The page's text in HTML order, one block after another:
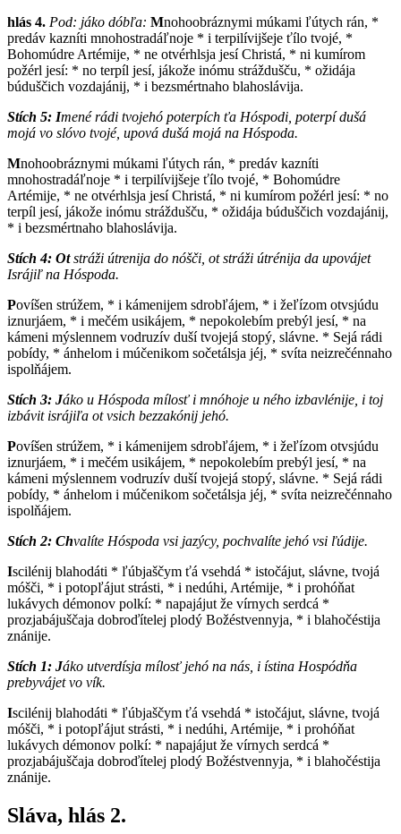
hlás 4. Pod: jáko dóbľa: Mnohoobráznymi múkami ľútych rán, *
predáv kazníti mnohostradáľnoje * i terpilívijšeje ťílo tvojé, *
Bohomúdre Artémije, * ne otvérhlsja jesí Christá, * ni kumírom
požérl jesí: * no terpíl jesí, jákože inómu stráždušču, * ožidája
búduščich vozdajánij, * i bezsmértnaho blahoslávija.
Stích 5: Imené rádi tvojehó poterpích ťa Hóspodi, poterpí dušá
mojá vo slóvo tvojé, upová dušá mojá na Hóspoda.
Mnohoobráznymi múkami ľútych rán, * predáv kazníti
mnohostradáľnoje * i terpilívijšeje ťílo tvojé, * Bohomúdre
Artémije, * ne otvérhlsja jesí Christá, * ni kumírom požérl jesí: * no
terpíl jesí, jákože inómu stráždušču, * ožidája búduščich vozdajánij,
* i bezsmértnaho blahoslávija.
Stích 4: Ot stráži útrenija do nóšči, ot stráži útrénija da upovájet
Isrájiľ na Hóspoda.
Povíšen strúžem, * i kámenijem sdrobľájem, * i žeľízom otvsjúdu
iznurjáem, * i mečém usikájem, * nepokolebím prebýl jesí, * na
kámeni mýslennem vodruzív duší tvojejá stopý, slávne. * Sejá rádi
pobídy, * ánhelom i múčenikom sočetálsja jéj, * svíta neizrečénnaho
ispolňájem.
Stích 3: Jáko u Hóspoda mílosť i mnóhoje u ného izbavlénije, i toj
izbávit isrájiľa ot vsich bezzakónij jehó.
Povíšen strúžem, * i kámenijem sdrobľájem, * i žeľízom otvsjúdu
iznurjáem, * i mečém usikájem, * nepokolebím prebýl jesí, * na
kámeni mýslennem vodruzív duší tvojejá stopý, slávne. * Sejá rádi
pobídy, * ánhelom i múčenikom sočetálsja jéj, * svíta neizrečénnaho
ispolňájem.
Stích 2: Chvalíte Hóspoda vsi jazýcy, pochvalíte jehó vsi ľúdije.
Iscilénij blahodáti * ľúbjaščym ťá vsehdá * istočájut, slávne, tvojá
móšči, * i potopľájut strásti, * i nedúhi, Artémije, * i prohóňat
lukávych démonov polkí: * napajájut že vírnych serdcá *
prozjabájuščaja dobroďítelej plodý Božéstvennyja, * i blahočéstija
znánije.
Stích 1: Jáko utverdísja mílosť jehó na nás, i ístina Hospódňa
prebyvájet vo vík.
Iscilénij blahodáti * ľúbjaščym ťá vsehdá * istočájut, slávne, tvojá
móšči, * i potopľájut strásti, * i nedúhi, Artémije, * i prohóňat
lukávych démonov polkí: * napajájut že vírnych serdcá *
prozjabájuščaja dobroďítelej plodý Božéstvennyja, * i blahočéstija
znánije.
Sláva, hlás 2.